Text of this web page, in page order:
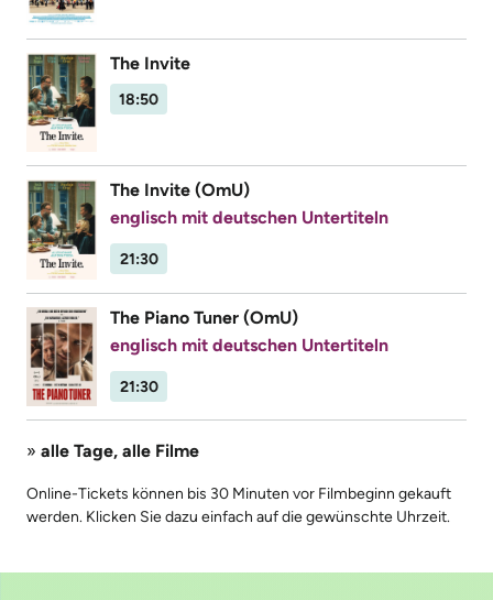
The Invite
18:50
The Invite (OmU)
englisch mit deutschen Untertiteln
21:30
The Piano Tuner (OmU)
englisch mit deutschen Untertiteln
21:30
» alle Tage, alle Filme
Online-Tickets können bis 30 Minuten vor Filmbeginn gekauft
werden. Klicken Sie dazu einfach auf die gewünschte Uhrzeit.